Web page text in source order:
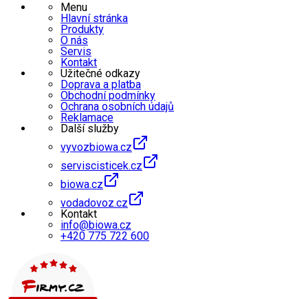
Menu
Hlavní stránka
Produkty
O nás
Servis
Kontakt
Užitečné odkazy
Doprava a platba
Obchodní podmínky
Ochrana osobních údajů
Reklamace
Další služby
vyvozbiowa.cz
serviscisticek.cz
biowa.cz
vodadovoz.cz
Kontakt
info@biowa.cz
+420 775 722 600